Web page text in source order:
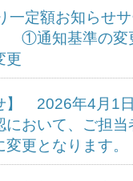
一定額お知らせ
①通知基準の
更
】 2026年4月1
において、ご担
更となります。